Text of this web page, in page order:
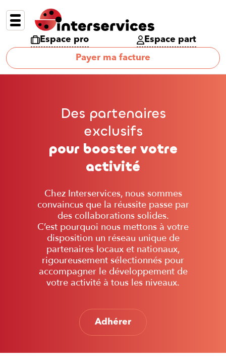
Espace pro
Espace part
Payer ma facture
Des partenaires
exclusifs
pour booster votre
activité
Chez Interservices, nous sommes
convaincus que la réussite passe par
des collaborations solides.
C’est pourquoi nous mettons à votre
disposition un réseau unique de
partenaires locaux et nationaux,
rigoureusement sélectionnés pour
accompagner le développement de
votre activité à tous les niveaux.
Adhérer